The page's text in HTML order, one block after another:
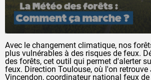
Avec le changement climatique, nos
plus vulnérables à des risques de feux.
des forêts, cet outil qui permet d'alerter
feux. Direction Toulouse, où l'on retrouve
Vincendon, coordinateur national feux